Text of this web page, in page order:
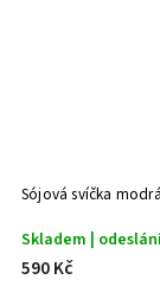
Sójová svíčka modrá
Skladem |
590 Kč